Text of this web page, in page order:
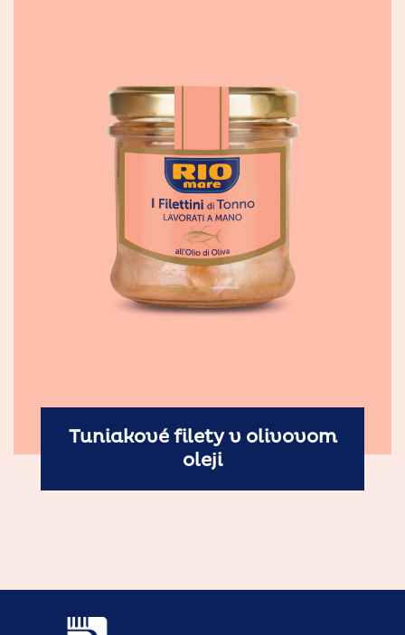
Tuniakové filety v olivovom
oleji